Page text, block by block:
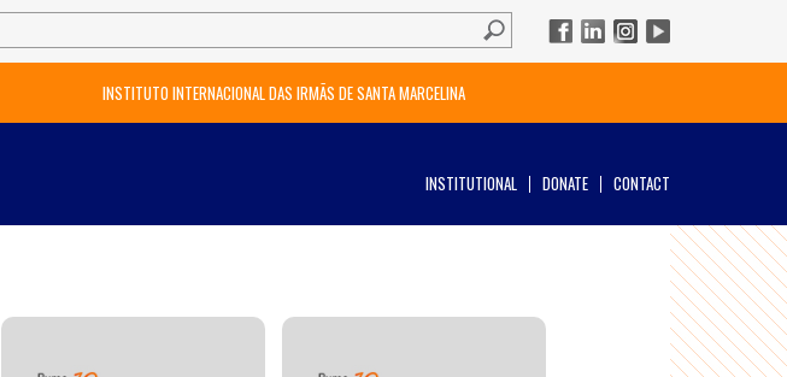
INSTITUTO INTERNACIONAL DAS IRMÃS DE SANTA MARCELINA
INSTITUTIONAL DONATE CONTACT